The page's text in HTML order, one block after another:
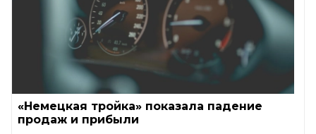
«Немецкая тройка» показала падение
продаж и прибыли